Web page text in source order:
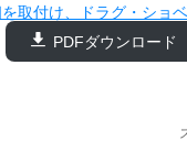
取付け、ドラグ・ショ
PDFダウンロード